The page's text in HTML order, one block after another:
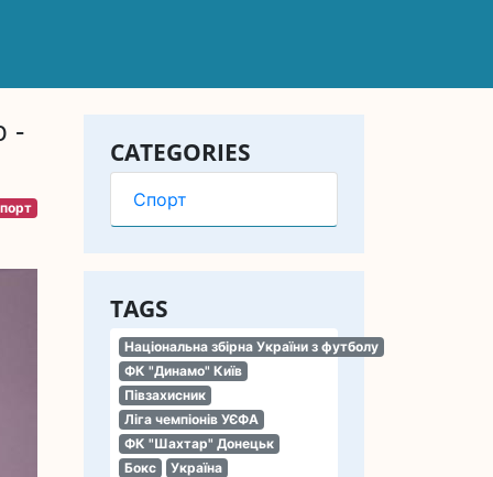
CATEGORIES
Спорт
TAGS
Національна збірна України з футболу
ФК "Динамо" Київ
Півзахисник
Ліга чемпіонів УЄФА
ФК "Шахтар" Донецьк
Бокс
Україна
-